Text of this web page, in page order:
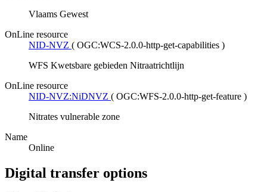
Vlaams Gewest
OnLine resource
NID-NVZ ( OGC:WCS-2.0.0-http-get-capabilities )
WFS Kwetsbare gebieden Nitraatrichtlijn
OnLine resource
NID-NVZ:NiDNVZ ( OGC:WFS-2.0.0-http-get-feature )
Nitrates vulnerable zone
Name
Online
Digital transfer options